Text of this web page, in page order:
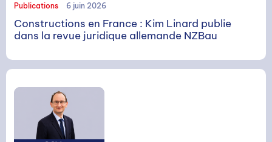
RECHERCHE
Rechercher
Publications 6 juin 2026
Constructions en France : Kim Linard publie
dans la revue juridique allemande NZBau